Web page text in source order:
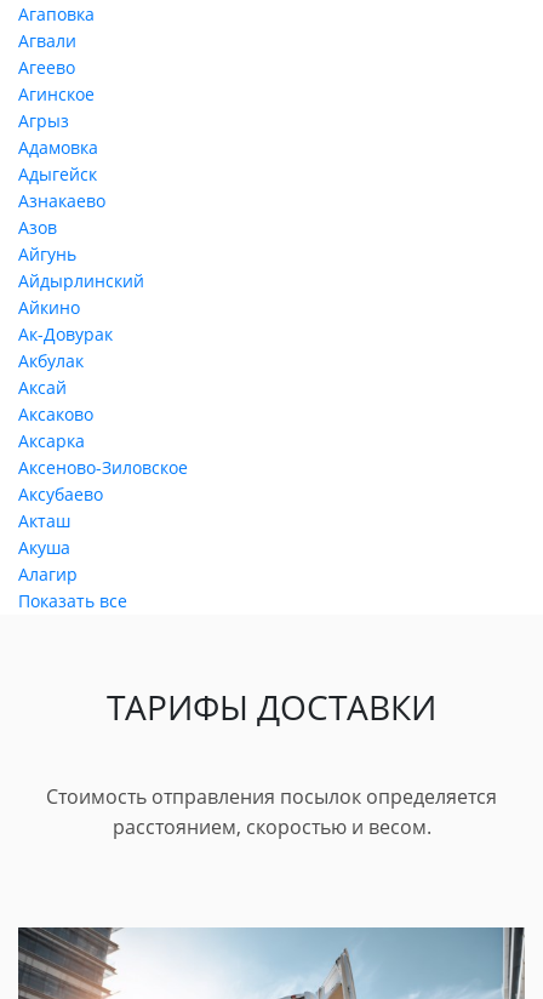
Агаповка
Агвали
Агеево
Агинское
Агрыз
Адамовка
Адыгейск
Азнакаево
Азов
Айгунь
Айдырлинский
Айкино
Ак-Довурак
Акбулак
Аксай
Аксаково
Аксарка
Аксеново-Зиловское
Аксубаево
Акташ
Акуша
Алагир
Показать все
ТАРИФЫ ДОСТАВКИ
Стоимость отправления посылок определяется
расстоянием, скоростью и весом.